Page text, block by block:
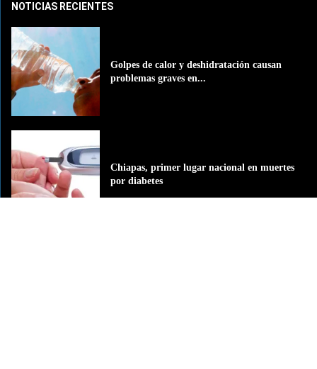
NOTICIAS RECIENTES
Golpes de calor y deshidratación causan
problemas graves en...
Chiapas, primer lugar nacional en muertes
por diabetes